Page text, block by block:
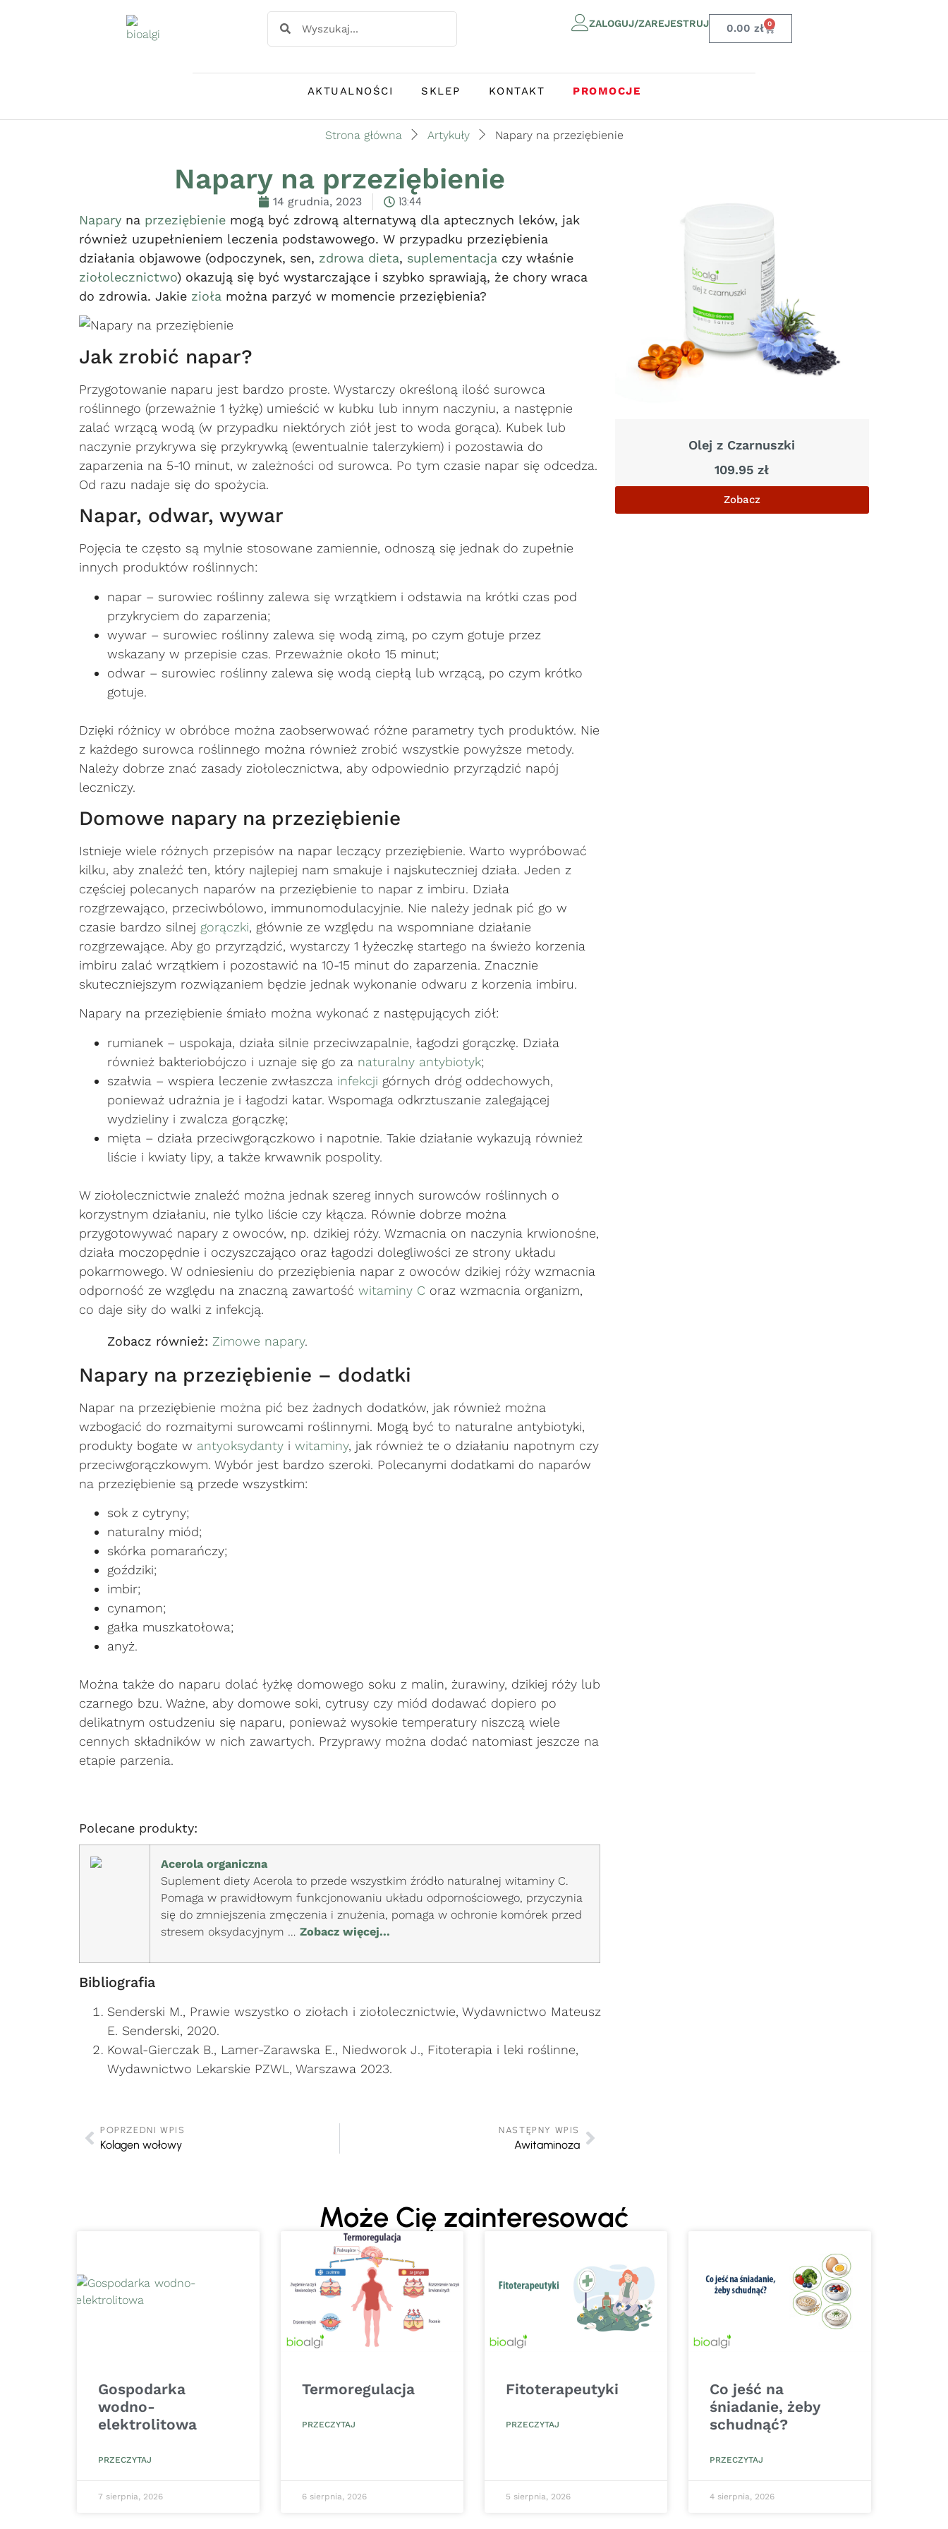
ZALOGUJ/ZAREJESTRUJ 0.00zł 0
AKTUALNOŚCI SKLEP KONTAKT PROMOCJE
Strona główna Artykuły Napary na przeziębienie
Napary na przeziębienie
14 grudnia, 2023 13:44
Napary na przeziębienie mogą być zdrową alternatywą dla aptecznych leków, jak
również uzupełnieniem leczenia podstawowego. W przypadku przeziębienia
działania objawowe (odpoczynek, sen, zdrowa dieta, suplementacja czy właśnie
ziołolecznictwo) okazują się być wystarczające i szybko sprawiają, że chory wraca
do zdrowia. Jakie zioła można parzyć w momencie przeziębienia?
Jak zrobić napar?
Przygotowanie naparu jest bardzo proste. Wystarczy określoną ilość surowca
roślinnego (przeważnie 1 łyżkę) umieścić w kubku lub innym naczyniu, a następnie
zalać wrzącą wodą (w przypadku niektórych ziół jest to woda gorąca). Kubek lub
naczynie przykrywa się przykrywką (ewentualnie talerzykiem) i pozostawia do
zaparzenia na 5-10 minut, w zależności od surowca. Po tym czasie napar się odcedza.
Od razu nadaje się do spożycia.
Napar, odwar, wywar
Pojęcia te często są mylnie stosowane zamiennie, odnoszą się jednak do zupełnie
innych produktów roślinnych:
napar – surowiec roślinny zalewa się wrzątkiem i odstawia na krótki czas pod
przykryciem do zaparzenia;
wywar – surowiec roślinny zalewa się wodą zimą, po czym gotuje przez
wskazany w przepisie czas. Przeważnie około 15 minut;
odwar – surowiec roślinny zalewa się wodą ciepłą lub wrzącą, po czym krótko
gotuje.
Dzięki różnicy w obróbce można zaobserwować różne parametry tych produktów. Nie
z każdego surowca roślinnego można również zrobić wszystkie powyższe metody.
Należy dobrze znać zasady ziołolecznictwa, aby odpowiednio przyrządzić napój
leczniczy.
Domowe napary na przeziębienie
Istnieje wiele różnych przepisów na napar leczący przeziębienie. Warto wypróbować
kilku, aby znaleźć ten, który najlepiej nam smakuje i najskuteczniej działa. Jeden z
częściej polecanych naparów na przeziębienie to napar z imbiru. Działa
rozgrzewająco, przeciwbólowo, immunomodulacyjnie. Nie należy jednak pić go w
czasie bardzo silnej gorączki, głównie ze względu na wspomniane działanie
rozgrzewające. Aby go przyrządzić, wystarczy 1 łyżeczkę startego na świeżo korzenia
imbiru zalać wrzątkiem i pozostawić na 10-15 minut do zaparzenia. Znacznie
skuteczniejszym rozwiązaniem będzie jednak wykonanie odwaru z korzenia imbiru.
Napary na przeziębienie śmiało można wykonać z następujących ziół:
rumianek – uspokaja, działa silnie przeciwzapalnie, łagodzi gorączkę. Działa
również bakteriobójczo i uznaje się go za naturalny antybiotyk;
szałwia – wspiera leczenie zwłaszcza infekcji górnych dróg oddechowych,
ponieważ udrażnia je i łagodzi katar. Wspomaga odkrztuszanie zalegającej
wydzieliny i zwalcza gorączkę;
mięta – działa przeciwgorączkowo i napotnie. Takie działanie wykazują również
liście i kwiaty lipy, a także krwawnik pospolity.
W ziołolecznictwie znaleźć można jednak szereg innych surowców roślinnych o
korzystnym działaniu, nie tylko liście czy kłącza. Równie dobrze można
przygotowywać napary z owoców, np. dzikiej róży. Wzmacnia on naczynia krwionośne,
działa moczopędnie i oczyszczająco oraz łagodzi dolegliwości ze strony układu
pokarmowego. W odniesieniu do przeziębienia napar z owoców dzikiej róży wzmacnia
odporność ze względu na znaczną zawartość witaminy C oraz wzmacnia organizm,
co daje siły do walki z infekcją.
Zobacz również: Zimowe napary.
Napary na przeziębienie – dodatki
Napar na przeziębienie można pić bez żadnych dodatków, jak również można
wzbogacić do rozmaitymi surowcami roślinnymi. Mogą być to naturalne antybiotyki,
produkty bogate w antyoksydanty i witaminy, jak również te o działaniu napotnym czy
przeciwgorączkowym. Wybór jest bardzo szeroki. Polecanymi dodatkami do naparów
na przeziębienie są przede wszystkim:
sok z cytryny;
naturalny miód;
skórka pomarańczy;
goździki;
imbir;
cynamon;
gałka muszkatołowa;
anyż.
Można także do naparu dolać łyżkę domowego soku z malin, żurawiny, dzikiej róży lub
czarnego bzu. Ważne, aby domowe soki, cytrusy czy miód dodawać dopiero po
delikatnym ostudzeniu się naparu, ponieważ wysokie temperatury niszczą wiele
cennych składników w nich zawartych. Przyprawy można dodać natomiast jeszcze na
etapie parzenia.
Polecane produkty:
Acerola organiczna
Suplement diety Acerola to przede wszystkim źródło naturalnej witaminy C.
Pomaga w prawidłowym funkcjonowaniu układu odpornościowego, przyczynia
się do zmniejszenia zmęczenia i znużenia, pomaga w ochronie komórek przed
stresem oksydacyjnym … Zobacz więcej...
Bibliografia
Senderski M., Prawie wszystko o ziołach i ziołolecznictwie, Wydawnictwo Mateusz
E. Senderski, 2020.
Kowal-Gierczak B., Lamer-Zarawska E., Niedworok J., Fitoterapia i leki roślinne,
Wydawnictwo Lekarskie PZWL, Warszawa 2023.
POPRZEDNI WPIS
Kolagen wołowy
NASTĘPNY WPIS
Awitaminoza
Olej z Czarnuszki
109.95zł
Zobacz
Może Cię zainteresować
Gospodarka
wodno-
elektrolitowa
PRZECZYTAJ
7 sierpnia, 2026
Termoregulacja
PRZECZYTAJ
6 sierpnia, 2026
Fitoterapeutyki
PRZECZYTAJ
5 sierpnia, 2026
Co jeść na
śniadanie, żeby
schudnąć?
PRZECZYTAJ
4 sierpnia, 2026